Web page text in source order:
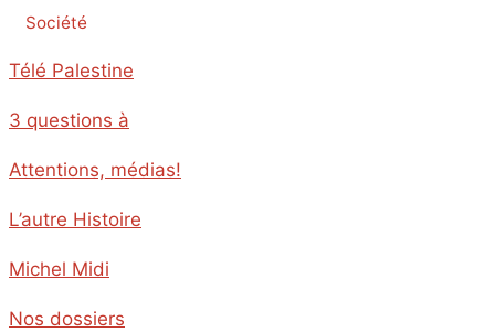
Société
Télé Palestine
3 questions à
Attentions, médias!
L’autre Histoire
Michel Midi
Nos dossiers